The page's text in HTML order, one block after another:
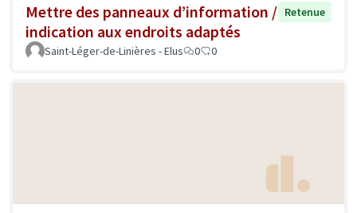
Mettre des panneaux d’information /
indication aux endroits adaptés
Retenue
Saint-Léger-de-Linières - Elus 0 0